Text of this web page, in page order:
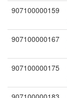
907100000159
907100000167
907100000175